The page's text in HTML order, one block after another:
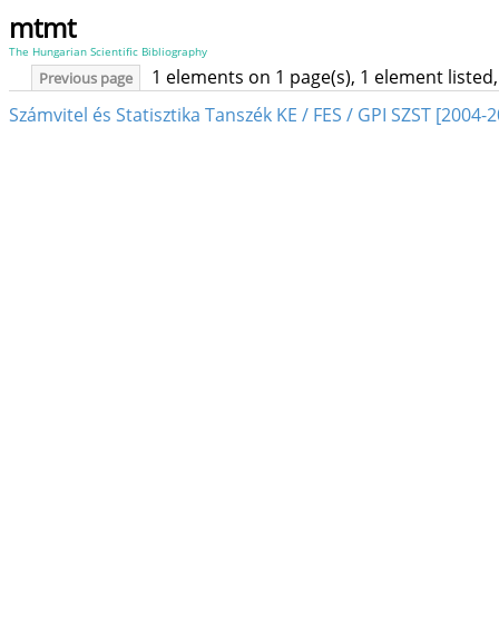
mtmt
The Hungarian Scientific Bibliography
Previous page
1 elements on 1 page(s), 1 element
Számvitel és Statisztika Tanszék KE / FES / GPI SZST [2004-